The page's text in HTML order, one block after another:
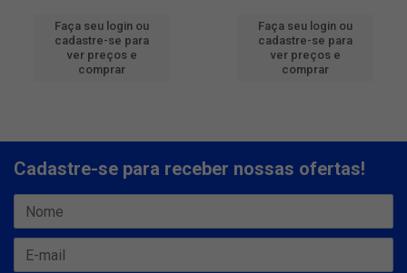
Faça seu login ou
cadastre-se para
ver preços e
comprar
Faça seu login ou
cadastre-se para
ver preços e
comprar
Cadastre-se para receber nossas ofertas!